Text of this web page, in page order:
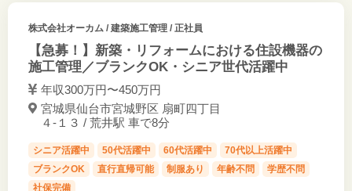
株式会社オーカム/ 建築施工管理 / 正社員
【急募！】新築・リフォームにおける住設機器の
施工管理／ブランクOK・シニア世代活躍中
年収300万円〜450万円
宮城県仙台市宮城野区 扇町四丁目
４-１３ / 荒井駅 車で8分
シニア活躍中 50代活躍中 60代活躍中
70代以上活躍中
ブランクOK
直行直帰可能 制服あり 年齢不問
学歴不問
社保完備